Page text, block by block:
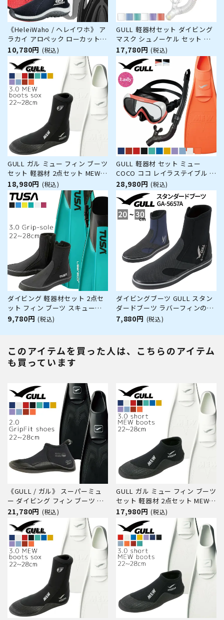
《HeleiWaho / ヘレイワホ》 ア
ラカイ アロペック ローカットブ
ーツ ダイビング フィン ブーツ
セット 軽器材 2点セット ダイビ
ングブーツ フィン スキンダイビ
ング スキューバダイビング 軽器
材セット 【alakai-3.
10,780円 (税込)
GULL 軽器材セット ダイビング
マスク シュノーケル セット 軽
器材 2点セット マンティス 5 レ
イラドライ ダイビングマスク ス
ノーケル シュノーケリングセッ
ト スキューバダイビング 度付き
対応 【mantis5-leilad
17,780円 (税込)
GULL ガル ミュー フィン ブーツ
セット 軽器材 2点セット MEW
フルフットフィン 3mm ミュー
ブーツ ダイビングブーツ シュノ
ーケリング スキンダイビング ス
キューバダイビング 【mew-
18,980円 (税込)
GULL 軽器材 セット ミュー
COCO ココ レイラステイブル ダ
イビング マスク フィン シュノ
ーケル 軽器材 3点セット レディ
ース ダイビングマスク フルフッ
トフィン スノーケル スキンダイ
ビング スキューバダイビン
28,980円 (税込)
ダイビング 軽器材セット 2点セ
ット フィン ブーツ スキューバ
ダイビング スキンダイビング ス
9,780円 (税込)
ダイビングブーツ GULL スタン
ダードブーツ ラバーフィンの特
性とフィンワーク オープンヒー
独自のラバー配置 相性抜群 フィ
ン ファスナー付きメンズ レ
7,880円 (税込)
このアイテムを買った人は、こちらのアイテム
も買っています
《GULL / ガル》 スーパーミュ
ー ダイビング フィン ブーツ セ
ット 軽器材 2点セット ダイビン
グソックス フルフットフィン ス
キンダイビング スキューバダイ
ビング 軽器材 セット 【Smew-
2.0 GripFit shoes】
21,780円 (税込)
GULL ガル ミュー フィン ブーツ
セット 軽器材 2点セット MEW
フルフットフィン ショート ミュ
ーブーツ ダイビングブーツ シュ
ノーケリング スキンダイビング
スキューバダイビング 【mew-
short_mewB】
17,980円 (税込)